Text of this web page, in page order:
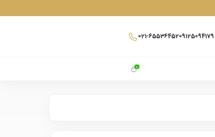
021-6553645209125094179
0